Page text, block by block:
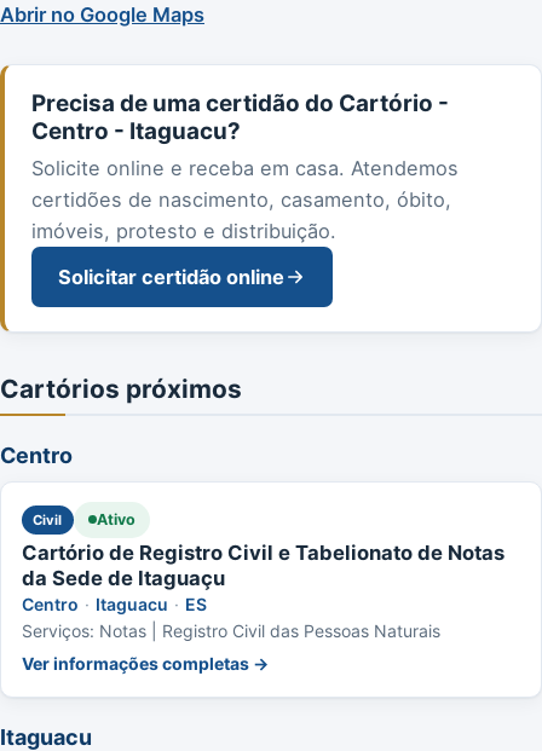
Abrir no Google Maps
Precisa de uma certidão do Cartório -
Centro - Itaguacu?
Solicite online e receba em casa. Atendemos
certidões de nascimento, casamento, óbito,
imóveis, protesto e distribuição.
Solicitar certidão online
Cartórios próximos
Centro
Civil Ativo
Cartório de Registro Civil e Tabelionato de Notas
da Sede de Itaguaçu
Centro · Itaguacu · ES
Serviços: Notas | Registro Civil das Pessoas Naturais
Ver informações completas →
Itaguacu